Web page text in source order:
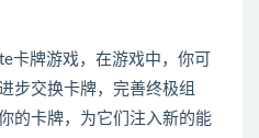
卡牌游戏，在游戏中，你可
步交换卡牌，完善终极组
的卡牌，为它们注入新的能